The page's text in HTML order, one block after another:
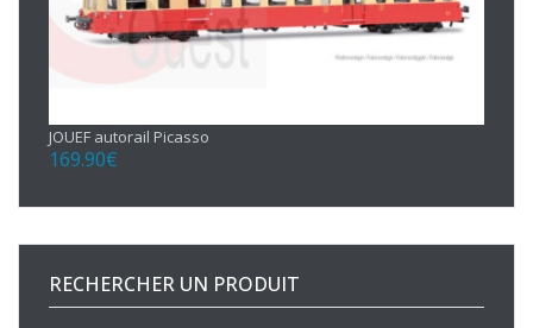
JOUEF autorail Picasso
169.90€
RECHERCHER UN PRODUIT